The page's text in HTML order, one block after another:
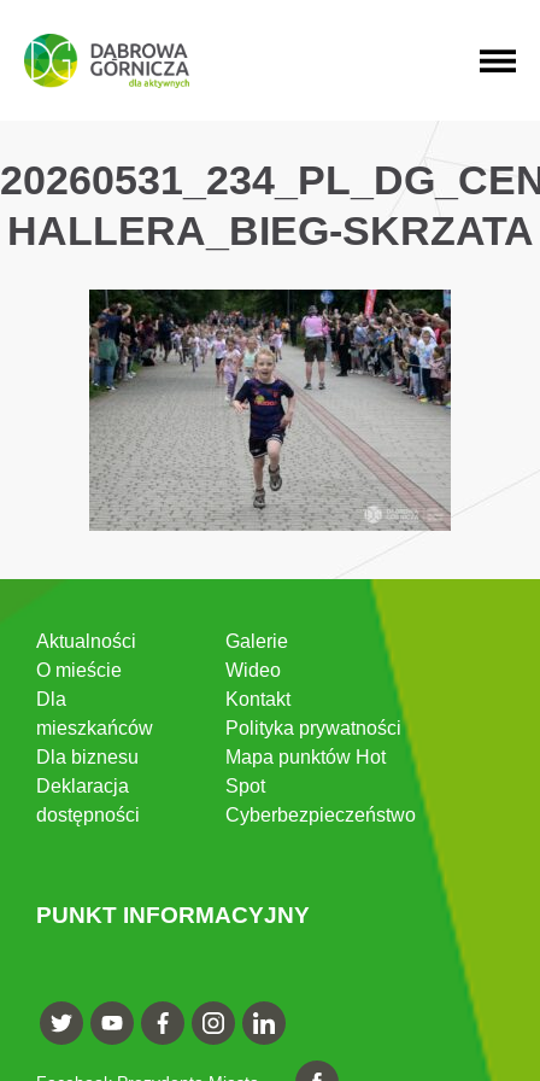
PRZEJDŹ DO MENU GŁÓWNEGO
PRZEJDŹ DO WYSZUKIWARKI
PRZEJDŹ DO TREŚCI
HALLERA_BIEG-SKRZATA
Aktualności
O mieście
Dla
mieszkańców
Dla biznesu
Deklaracja
dostępności
Galerie
Wideo
Kontakt
Polityka prywatności
Mapa punktów Hot
Spot
Cyberbezpieczeństwo
PUNKT INFORMACYJNY